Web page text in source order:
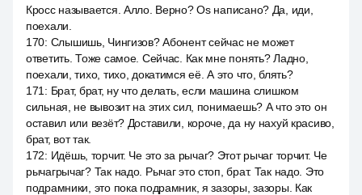
Кросс называется. Алло. Верно? Os написано? Да, иди,
поехали.
170: Слышишь, Чингизов? Абонент сейчас не может
ответить. Тоже самое. Сейчас. Как мне понять? Ладно,
поехали, тихо, тихо, докатимся её. А это что, блять?
171 : Брат, брат, ну что делать, если машина слишком
сильная, не вывозит на этих сил, понимаешь? А что это он
оставил или везёт? Доставили, короче, да ну нахуй красиво,
брат, вот так.
172: Идёшь, торчит. Че это за рычаг? Этот рычаг торчит. Че
рычагрычаг? Так надо. Рычаг это стоп, брат. Так надо. Это
подрамники, это пока подрамник, я зазоры, зазоры. Как